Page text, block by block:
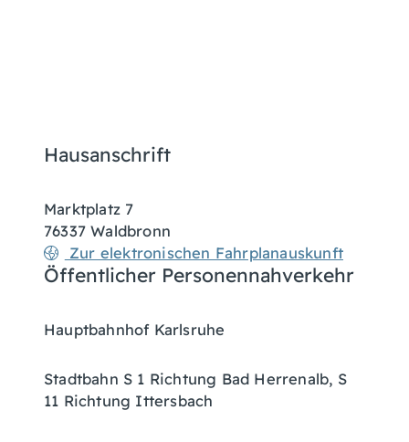
Hausanschrift
Marktplatz 7
76337 Waldbronn
Zur elektronischen Fahrplanauskunft
Öffentlicher Personennahverkehr
Hauptbahnhof Karlsruhe
Stadtbahn S 1 Richtung Bad Herrenalb, S
11 Richtung Ittersbach